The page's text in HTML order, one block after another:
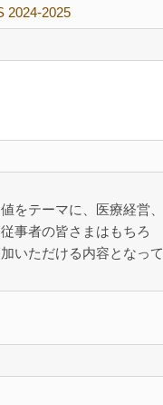
2024-2025
をテーマに、医療経営、
事者の皆さまはもちろ
いただける内容となって